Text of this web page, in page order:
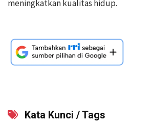
meningkatkan kualitas hidup.
Kata Kunci / Tags